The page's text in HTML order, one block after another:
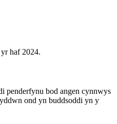
haf 2024.
penderfynu bod angen cynnwys
ond yn buddsoddi yn y